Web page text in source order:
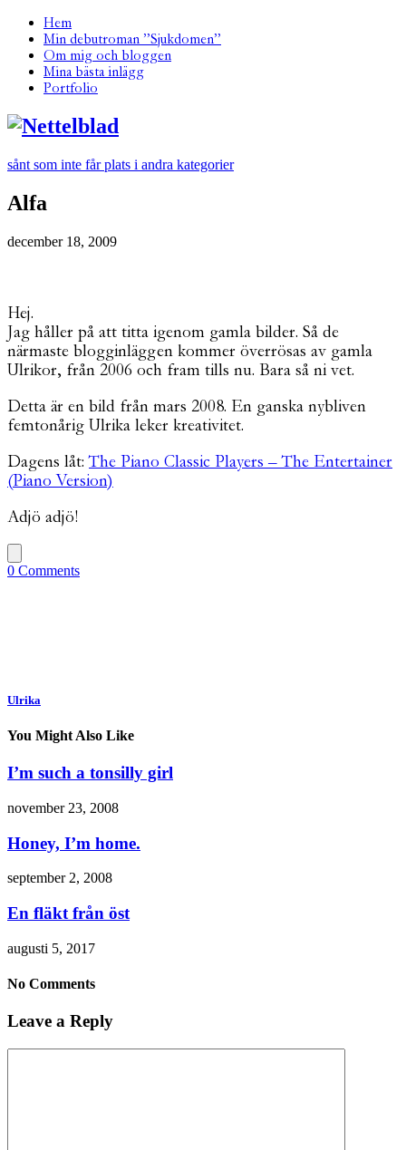
Hem
Min debutroman ”Sjukdomen”
Om mig och bloggen
Mina bästa inlägg
Portfolio
sånt som inte får plats i andra kategorier
Alfa
december 18, 2009
Hej.
Jag håller på att titta igenom gamla bilder. Så de
närmaste blogginläggen kommer överrösas av gamla
Ulrikor, från 2006 och fram tills nu. Bara så ni vet.
Detta är en bild från mars 2008. En ganska nybliven
femtonårig Ulrika leker kreativitet.
Dagens låt:The Piano Classic Players – The Entertainer
(Piano Version)
Adjö adjö!
0 Comments
Ulrika
You Might Also Like
I’m such a tonsilly girl
november 23, 2008
Honey, I’m home.
september 2, 2008
En fläkt från öst
augusti 5, 2017
No Comments
Leave a Reply